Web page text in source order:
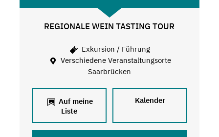
REGIONALE WEIN TASTING TOUR
Exkursion / Führung
Verschiedene Veranstaltungsorte
Saarbrücken
Auf meine
Liste
Kalender